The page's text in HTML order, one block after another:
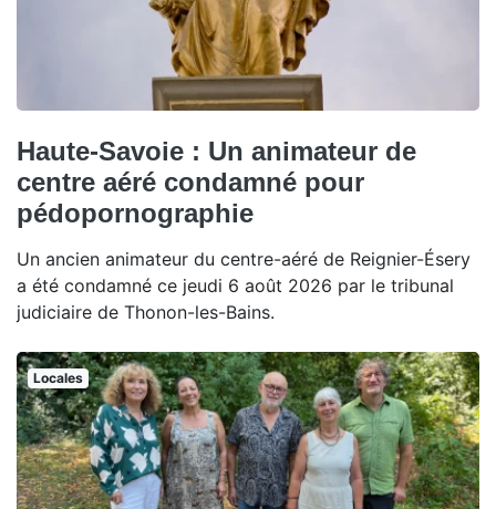
Haute-Savoie : Un animateur de
centre aéré condamné pour
pédopornographie
Un ancien animateur du centre-aéré de Reignier-Ésery
a été condamné ce jeudi 6 août 2026 par le tribunal
judiciaire de Thonon-les-Bains.
Locales